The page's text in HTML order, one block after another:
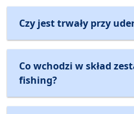
Czy jest trwały przy
Co wchodzi w skład
fishing?